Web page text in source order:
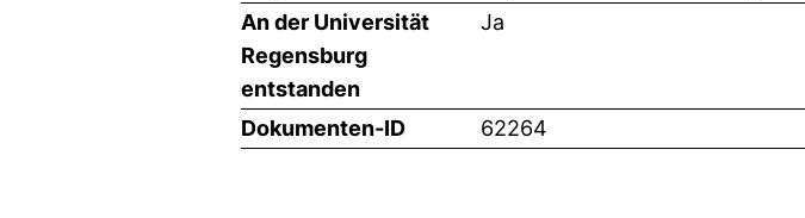
An der Universität
Regensburg
entstanden
Ja
Dokumenten-ID 62264